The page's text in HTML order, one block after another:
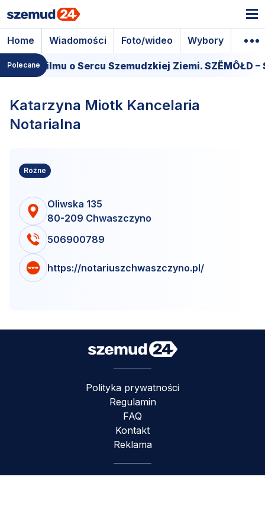
Home Wiadomości Foto/wideo Wybory
Polecanefilmu o Sercu Szemudzkiej Ziemi. SZËMÔŁD –
Katarzyna Miotk Kancelaria
Notarialna
Różne
Oliwska 135
80-209 Chwaszczyno
506900789
https://notariuszchwaszczyno.pl/
Polityka prywatności
Regulamin
FAQ
Kontakt
Reklama